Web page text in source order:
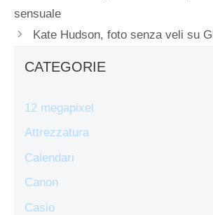
sensuale
Kate Hudson, foto senza veli su
CATEGORIE
12 megapixel
Attrezzatura
Calendari
Canon
Casio